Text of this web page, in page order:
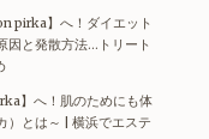
pirka】へ！ダイエット
因と発散方法…トリート
】へ！肌のためにも体
）とは～ | 横浜でエステ